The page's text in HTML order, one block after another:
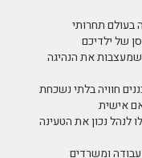
בעולם תחרותי
של ילדיכם
נהיגה חכמה: טכנולוגיות מתקדמות ברכבי SUV שמעצבות את הנהיגה
חוויה בלתי נשכחת
אישית
לנהל נכון את הטעינה
ומשרדים